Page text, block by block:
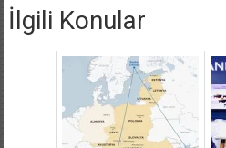
İlgili Konular